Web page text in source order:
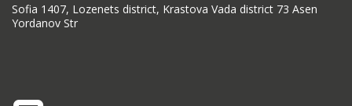
Sofia 1407, Lozenets district, Krastova Vada district 73 Asen
Yordanov Str